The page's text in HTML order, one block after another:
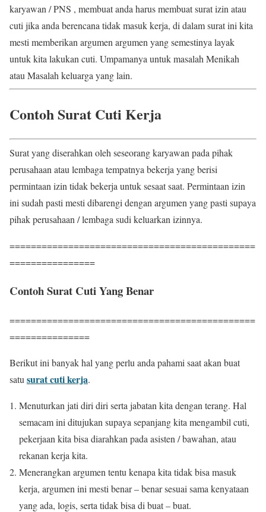
karyawan / PNS , membuat anda harus membuat surat izin atau
cuti jika anda berencana tidak masuk kerja, di dalam surat ini kita
mesti memberikan argumen argumen yang semestinya layak
untuk kita lakukan cuti. Umpamanya untuk masalah Menikah
atau Masalah keluarga yang lain.
Contoh Surat Cuti Kerja
Surat yang diserahkan oleh seseorang karyawan pada pihak
perusahaan atau lembaga tempatnya bekerja yang berisi
permintaan izin tidak bekerja untuk sesaat saat. Permintaan izin
ini sudah pasti mesti dibarengi dengan argumen yang pasti supaya
pihak perusahaan / lembaga sudi keluarkan izinnya.
==============================================
================
Contoh Surat Cuti Yang Benar
==============================================
===============
Berikut ini banyak hal yang perlu anda pahami saat akan buat
satu surat cuti kerja.
Menuturkan jati diri diri serta jabatan kita dengan terang. Hal
semacam ini ditujukan supaya sepanjang kita mengambil cuti,
pekerjaan kita bisa diarahkan pada asisten / bawahan, atau
rekanan kerja kita.
Menerangkan argumen tentu kenapa kita tidak bisa masuk
kerja, argumen ini mesti benar – benar sesuai sama kenyataan
yang ada, logis, serta tidak bisa di buat – buat.